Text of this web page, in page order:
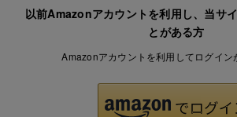
以前Amazonアカウントを利用し、当サ
とがある方
Amazonアカウントを利用してログイン